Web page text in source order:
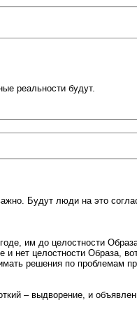
реальности будут.
Будут люди на это
им до целостности
нет целостности Образа,
решения по проблемам
– выдворение, и